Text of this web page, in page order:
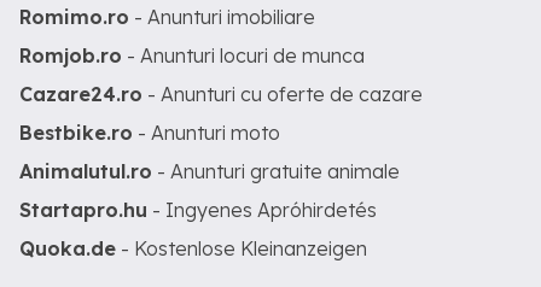
Romimo.ro - Anunturi imobiliare
Romjob.ro - Anunturi locuri de munca
Cazare24.ro - Anunturi cu oferte de cazare
Bestbike.ro - Anunturi moto
Animalutul.ro - Anunturi gratuite animale
Startapro.hu - Ingyenes Apróhirdetés
Quoka.de - Kostenlose Kleinanzeigen